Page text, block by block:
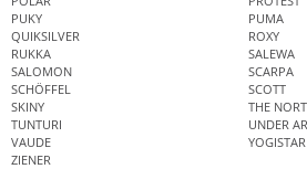
PUKY
PUMA
QUIKSILVER
ROXY
RUKKA
SALEWA
SALOMON
SCARPA
SCHÖFFEL
SCOTT
SKINY
THE
TUNTURI
UNDER
VAUDE
YOGISTAR
ZIENER